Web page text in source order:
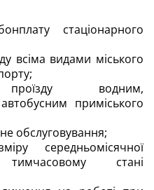
стаціонарного
всіма видами міського
проїзду водним,
приміського
обслуговування;
середньомісячної
стані